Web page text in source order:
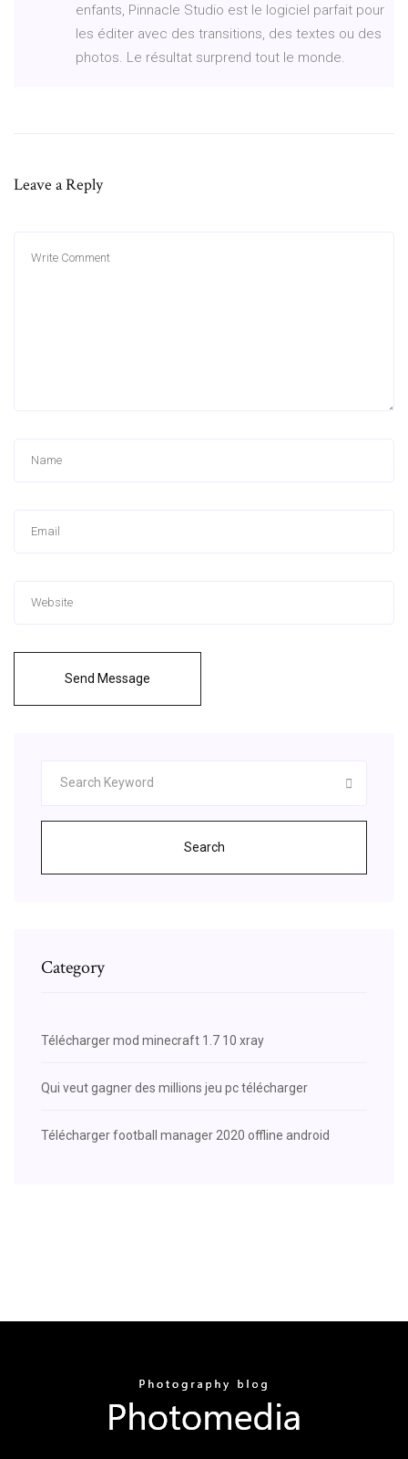
enfants, Pinnacle Studio est le logiciel parfait pour
les éditer avec des transitions, des textes ou des
photos. Le résultat surprend tout le monde.
Leave a Reply
Send Message
Search
Category
Télécharger mod minecraft 1.7 10 xray
Qui veut gagner des millions jeu pc télécharger
Télécharger football manager 2020 offline android